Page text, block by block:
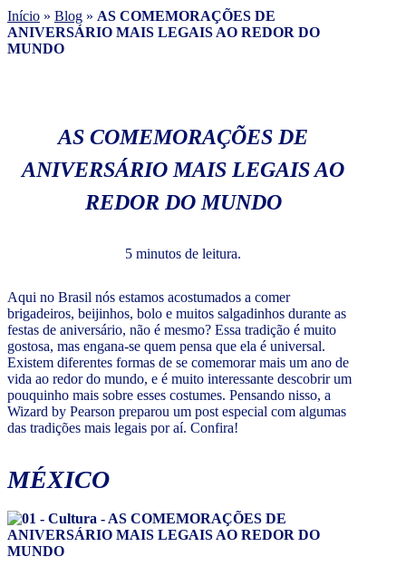
Início » Blog » AS COMEMORAÇÕES DE
ANIVERSÁRIO MAIS LEGAIS AO REDOR DO
MUNDO
AS COMEMORAÇÕES DE
ANIVERSÁRIO MAIS LEGAIS AO
REDOR DO MUNDO
5 minutos de leitura.
Aqui no Brasil nós estamos acostumados a comer
brigadeiros, beijinhos, bolo e muitos salgadinhos durante as
festas de aniversário, não é mesmo? Essa tradição é muito
gostosa, mas engana-se quem pensa que ela é universal.
Existem diferentes formas de se comemorar mais um ano de
vida ao redor do mundo, e é muito interessante descobrir um
pouquinho mais sobre esses costumes. Pensando nisso, a
Wizard by Pearson preparou um post especial com algumas
das tradições mais legais por aí. Confira!
MÉXICO